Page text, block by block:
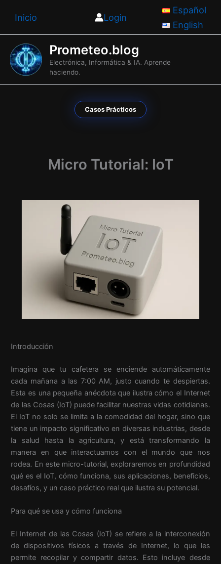
Inicio Login
Español
English
Prometeo.blog
Electrónica, Informática & IA. Aprende
haciendo.
Casos Prácticos
Micro Tutorial: IoT
Introducción
Imagina que tu cafetera se enciende automáticamente
cada mañana a las 7:00 AM, justo cuando te despiertas.
Esta es una pequeña anécdota que ilustra cómo el Internet
de las Cosas (IoT) puede facilitar nuestras vidas cotidianas.
El IoT no solo se limita a la comodidad del hogar, sino que
tiene un impacto significativo en diversas industrias, desde
la salud hasta la agricultura, y está transformando la
manera en que interactuamos con el mundo que nos
rodea. En este micro-tutorial, exploraremos en profundidad
qué es el IoT, cómo funciona, sus aplicaciones, beneficios,
desafíos, y un caso práctico real que ilustra su potencial.
Para qué se usa y cómo funciona
El Internet de las Cosas (IoT) se refiere a la interconexión
de dispositivos físicos a través de Internet, lo que les
permite recopilar y compartir datos. Esto incluye desde